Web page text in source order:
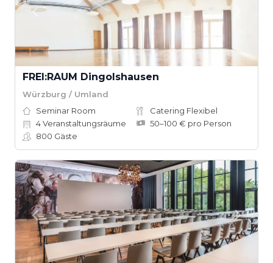
FREI:RAUM Dingolshausen
Würzburg / Umland
Seminar Room
Catering Flexibel
4Veranstaltungsräume
50–100 € pro Person
800 Gäste